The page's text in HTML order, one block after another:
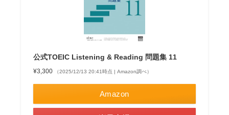
公式TOEIC Listening & Reading 問題集 11
¥3,300 （2025/12/13 20:41時点 | Amazon調べ）
Amazon